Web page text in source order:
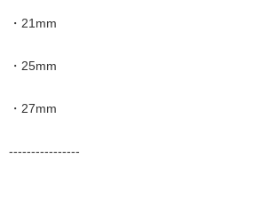
・21mm
・25mm
・27mm
----------------